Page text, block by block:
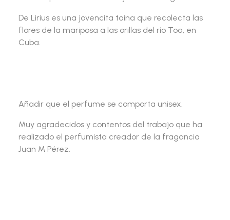
De Lirius es una jovencita taína que recolecta las
flores de la mariposa a las orillas del río Toa, en
Cuba.
Añadir que el perfume se comporta unisex.
Muy agradecidos y contentos del trabajo que ha
realizado el perfumista creador de la fragancia
Juan M Pérez.